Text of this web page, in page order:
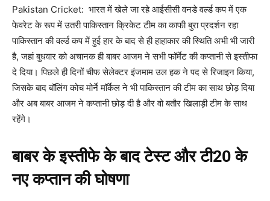
Pakistan Cricket: भारत में खेले जा रहे आईसीसी वनडे वर्ल्ड कप में एक
फेवरेट के रूप में उतरी पाकिस्तान क्रिकेट टीम का काफी बुरा प्रदर्शन रहा
पाकिस्तान की वर्ल्ड कप में हुई हार के बाद से ही हाहाकार की स्थिति अभी भी जारी
है, जहां बुधवार को अचानक ही बाबर आजम ने सभी फॉर्मेट की कप्तानी से इस्तीफा
दे दिया। पिछले ही दिनों चीफ सेलेक्टर इंजमाम उल हक ने पद से रिजाइन किया,
जिसके बाद बॉलिंग कोच मोर्ने मॉर्केल ने भी पाकिस्तान की टीम का साथ छोड़ दिया
और अब बाबर आजम ने कप्तानी छोड़ दी है और वो बतौर खिलाड़ी टीम के साथ
रहेंगे।
बाबर के इस्तीफे के बाद टेस्ट और टी20 के
नए कप्तान की घोषणा